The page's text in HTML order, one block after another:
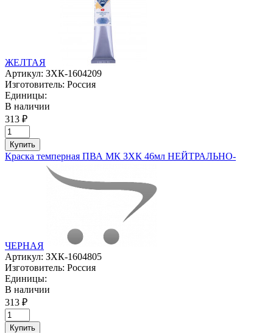
ЖЕЛТАЯ
Артикул: ЗХК-1604209
Изготовитель: Россия
Единицы:
В наличии
313 ₽
Купить
Краска темперная ПВА МК ЗХК 46мл НЕЙТРАЛЬНО-
ЧЕРНАЯ
Артикул: ЗХК-1604805
Изготовитель: Россия
Единицы:
В наличии
313 ₽
Купить